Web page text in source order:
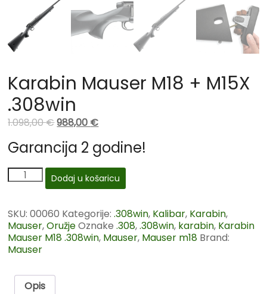
Karabin Mauser M18 + M15X
.308win
1.098,00€988,00 €
Garancija 2 godine!
Dodaj u košaricu
SKU:00060 Kategorije:.308win, Kalibar, Karabin,
Mauser,OružjeOznake.308,.308win, karabin, Karabin
Mauser M18 .308win, Mauser, Mauser m18 Brand:
Mauser
Opis